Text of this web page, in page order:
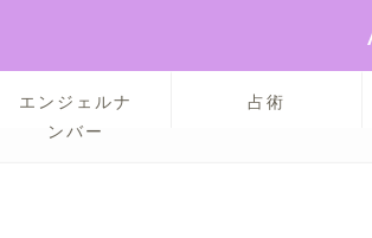
エンジェルナ
ンバー
占術